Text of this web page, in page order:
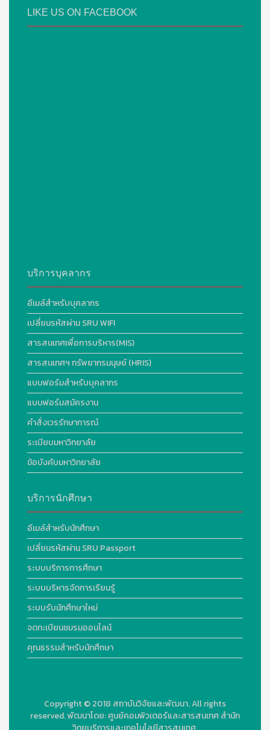
LIKE US ON FACEBOOK
บริการบุคลากร
อีเมล์สำหรับบุคลากร
เปลี่ยนรหัสผ่าน SRU WIFI
สารสนเทศเพื่อการบริหาร(MIS)
สารสนเทศฯ ทรัพยากรมนุษย์ (HRIS)
แบบฟอร์มสำหรับบุคลากร
แบบฟอร์มสมัครงาน
คำสั่งเวรรักษาการณ์
ระเบียบมหาวิทยาลัย
ข้อบังคับมหาวิทยาลัย
บริการนักศึกษา
อีเมล์สำหรับนักศึกษา
เปลี่ยนรหัสผ่าน SRU Passport
ระบบบริการการศึกษา
ระบบบริหารจัดการเรียนรู้
ระบบรับนักศึกษาใหม่
จดทะเบียนชมรมออนไลน์
คุณธรรมสำหรับนักศึกษา
Copyright © 2018 สถาบันวิจัยและพัฒนา. All rights
reserved.พัฒนาโดย:ศูนย์คอมพิวเตอร์และสารสนเทศ สำนัก